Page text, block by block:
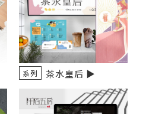
茶水皇后 ▶️
系列